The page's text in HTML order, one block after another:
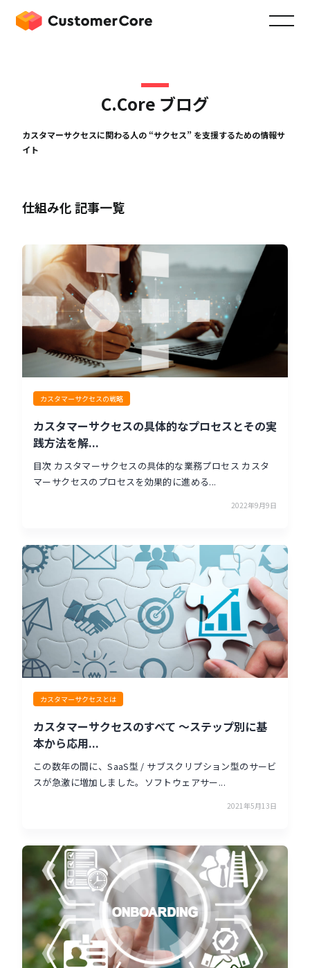
C.Core ブログ
カスタマーサクセスに関わる人の “サクセス” を支援するための情報サ
イト
仕組み化 記事一覧
カスタマーサクセスの戦略
カスタマーサクセスの具体的なプロセスとその実
践方法を解...
目次 カスタマーサクセスの具体的な業務プロセス カスタ
マーサクセスのプロセスを効果的に進める...
2022年9月9日
カスタマーサクセスとは
カスタマーサクセスのすべて 〜ステップ別に基
本から応用...
この数年の間に、SaaS型 / サブスクリプション型のサービ
スが急激に増加しました。ソフトウェアサー...
2021年5月13日